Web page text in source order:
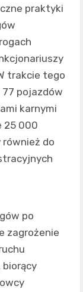
praktyki
trakcie tego
pojazdów
karnymi
25 000
również do
po
zagrożenie
biorący